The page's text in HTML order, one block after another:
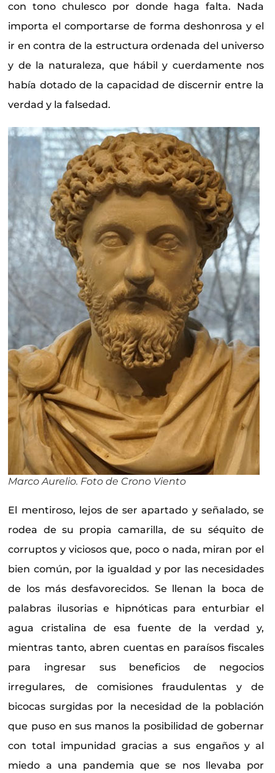
con tono chulesco por donde haga falta. Nada
importa el comportarse de forma deshonrosa y el
ir en contra de la estructura ordenada del universo
y de la naturaleza, que hábil y cuerdamente nos
había dotado de la capacidad de discernir entre la
verdad y la falsedad.
Marco Aurelio. Foto de Crono Viento
El mentiroso, lejos de ser apartado y señalado, se
rodea de su propia camarilla, de su séquito de
corruptos y viciosos que, poco o nada, miran por el
bien común, por la igualdad y por las necesidades
de los más desfavorecidos. Se llenan la boca de
palabras ilusorias e hipnóticas para enturbiar el
agua cristalina de esa fuente de la verdad y,
mientras tanto, abren cuentas en paraísos fiscales
para ingresar sus beneficios de negocios
irregulares, de comisiones fraudulentas y de
bicocas surgidas por la necesidad de la población
que puso en sus manos la posibilidad de gobernar
con total impunidad gracias a sus engaños y al
miedo a una pandemia que se nos llevaba por